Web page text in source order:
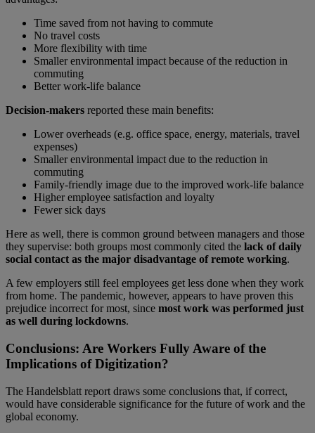
Time saved from not having to commute
No travel costs
More flexibility with time
Smaller environmental impact because of the reduction in
commuting
Better work-life balance
Decision-makers reported these main benefits:
Lower overheads (e.g. office space, energy, materials, travel
expenses)
Smaller environmental impact due to the reduction in
commuting
Family-friendly image due to the improved work-life balance
Higher employee satisfaction and loyalty
Fewer sick days
Here as well, there is common ground between managers and those
they supervise: both groups most commonly cited the lack of daily
social contact as the major disadvantage of remote working.
A few employers still feel employees get less done when they work
from home. The pandemic, however, appears to have proven this
prejudice incorrect for most, since most work was performed just
as well during lockdowns.
Conclusions: Are Workers Fully Aware of the
Implications of Digitization?
The Handelsblatt report draws some conclusions that, if correct,
would have considerable significance for the future of work and the
global economy.